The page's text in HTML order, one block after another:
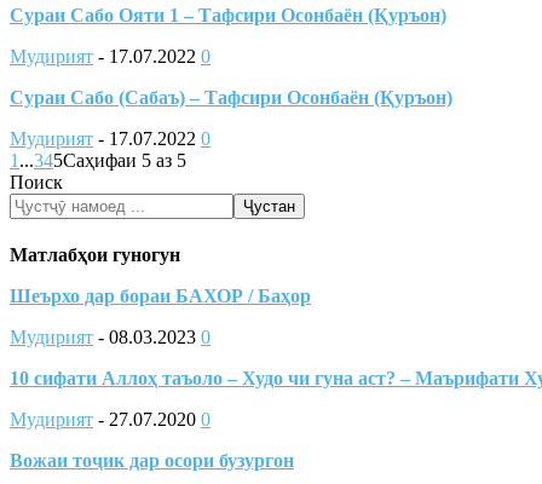
Сураи Сабо Ояти 1 – Тафсири Осонбаён (Қуръон)
Мудирият - 17.07.2022 0
Сураи Сабо (Сабаъ) – Тафсири Осонбаён (Қуръон)
Мудирият - 17.07.2022 0
1 ...345Саҳифаи 5 аз 5
Поиск
Ҷустан
Матлабҳои гуногун
Шеърхо дар бораи БАХОР / Баҳор
Мудирият - 08.03.2023 0
10 сифати Аллоҳ таъоло – Худо чи гуна аст? – Маърифати
Мудирият - 27.07.2020 0
Вожаи тоҷик дар осори бузургон